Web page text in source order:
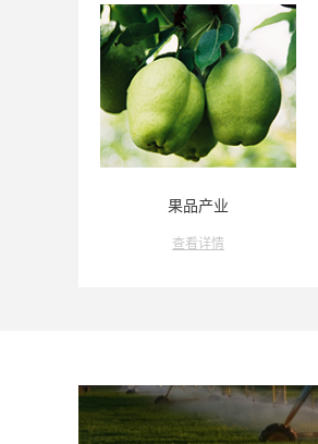
果品产业
查看详情